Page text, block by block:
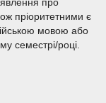
про
пріоритетними є
мовою або
семестрі/році.